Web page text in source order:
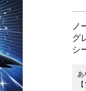
ノ
グ
シ
あ